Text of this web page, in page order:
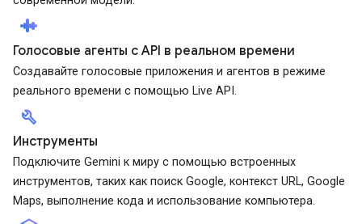
android_recorder
Голосовые агенты с API в реальном времени
Создавайте голосовые приложения и агентов в режиме
реального времени с помощью Live API.
build
Инструменты
Подключите Gemini к миру с помощью встроенных
инструментов, таких как поиск Google, контекст URL, Google
Maps, выполнение кода и использование компьютера.